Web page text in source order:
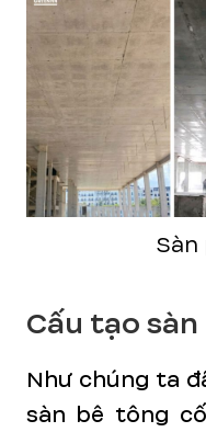
Sàn
Cấu tạo
Như chúng ta
sàn bê tông